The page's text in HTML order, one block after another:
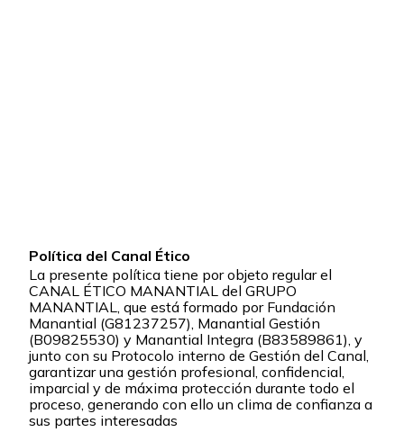
Política del Canal Ético
La presente política tiene por objeto regular el
CANAL ÉTICO MANANTIAL del GRUPO
MANANTIAL, que está formado por Fundación
Manantial (G81237257), Manantial Gestión
(B09825530) y Manantial Integra (B83589861), y
junto con su Protocolo interno de Gestión del Canal,
garantizar una gestión profesional, confidencial,
imparcial y de máxima protección durante todo el
proceso, generando con ello un clima de confianza a
sus partes interesadas